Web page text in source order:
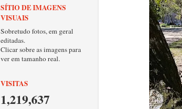
SÍTIO DE IMAGENS
VISUAIS
Sobretudo fotos, em geral
editadas.
Clicar sobre as imagens para
ver em tamanho real.
VISITAS
1,219,637